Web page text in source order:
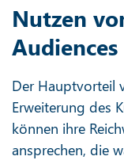
Nutzen
Audiences
Der Hauptvorteil
Erweiterung des
können ihre
ansprechen, die